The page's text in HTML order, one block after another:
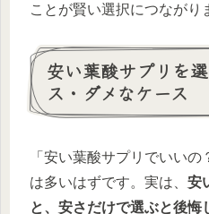
ことが賢い選択につながり
安い葉酸サプリを
ス・ダメなケース
「安い葉酸サプリでいい
は多いはずです。実は、 安
と、安さだけで選ぶと後悔